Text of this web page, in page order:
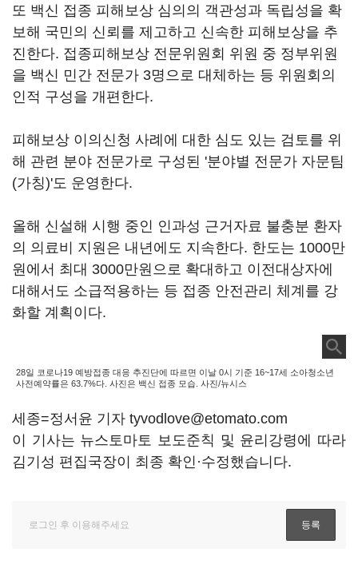
또 백신 접종 피해보상 심의의 객관성과 독립성을 확
보해 국민의 신뢰를 제고하고 신속한 피해보상을 추
진한다. 접종피해보상 전문위원회 위원 중 정부위원
을 백신 민간 전문가 3명으로 대체하는 등 위원회의
인적 구성을 개편한다.
피해보상 이의신청 사례에 대한 심도 있는 검토를 위
해 관련 분야 전문가로 구성된 '분야별 전문가 자문팀
(가칭)'도 운영한다.
올해 신설해 시행 중인 인과성 근거자료 불충분 환자
의 의료비 지원은 내년에도 지속한다. 한도는 1000만
원에서 최대 3000만원으로 확대하고 이전대상자에
대해서도 소급적용하는 등 접종 안전관리 체계를 강
화할 계획이다.
28일 코로나19 예방접종 대응 추진단에 따르면 이날 0시 기준 16~17세 소아청소년
사전예약률은 63.7%다. 사진은 백신 접종 모습. 사진/뉴시스
세종=정서윤 기자 tyvodlove@etomato.com
이 기사는 뉴스토마토 보도준칙 및 윤리강령에 따라
김기성 편집국장이 최종 확인·수정했습니다.